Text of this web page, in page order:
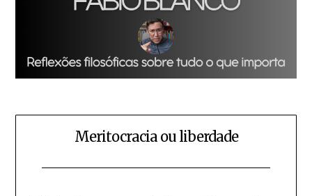
Meritocracia ou liberdade